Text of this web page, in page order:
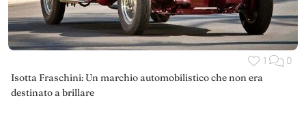
1 0
Isotta Fraschini: Un marchio automobilistico che non era
destinato a brillare